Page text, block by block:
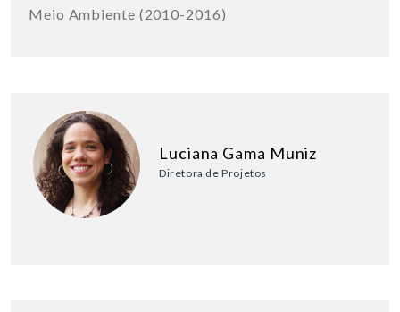
Meio Ambiente (2010-2016)
Luciana Gama Muniz
Diretora de Projetos